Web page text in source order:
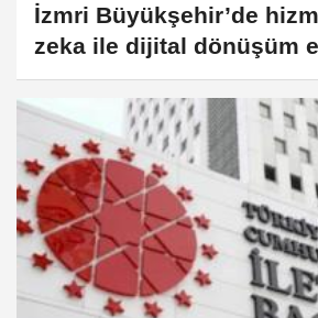
İzmri Büyükşehir’de
zeka ile dijital dönüşüm